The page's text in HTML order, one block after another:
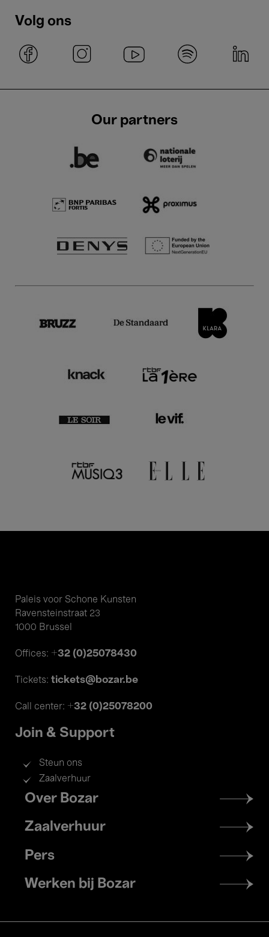
Volg ons
Our partners
Paleis voor Schone Kunsten
Ravensteinstraat 23
1000 Brussel
Offices: +32 (0)25078430
Tickets: tickets@bozar.be
Call center: +32 (0)25078200
Join & Support
Steun ons
Zaalverhuur
Footer
menu
Over Bozar
Zaalverhuur
Pers
Werken bij Bozar